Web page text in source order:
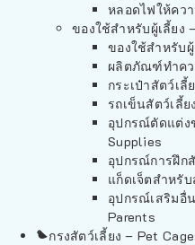
หลอดไฟให้คว
ของใช้สำหรับผู้เลี้ยง
ของใช้สำหรับ
ผลิตภัณฑ์ทำคว
กระเป๋าสัตว์เ
รถเข็นสัตว์เลี้ย
อุปกรณ์ตัดแต่ง
Supplies
อุปกรณ์การฝึก
แก็ดเจ็ตสำหรั
อุปกรณ์เสริมอื่
Parents
กรงสัตว์เลี้ยง – Pet